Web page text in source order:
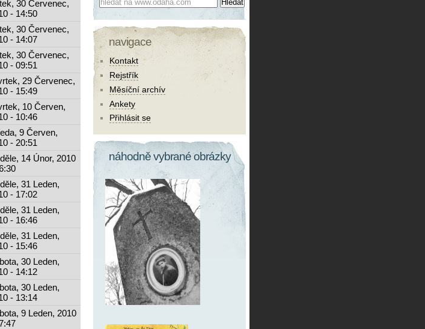
30 Červenec,
- 14:50
30 Červenec,
- 14:07
30 Červenec,
- 09:51
29 Červenec,
- 15:49
10 Červen,
- 10:46
9 Červen,
- 20:51
14 Únor, 2010
31 Leden,
- 17:02
31 Leden,
- 16:46
31 Leden,
- 15:46
30 Leden,
- 14:12
30 Leden,
- 13:14
9 Leden, 2010
navigace
Kontakt
Rejstřík
Měsíční archív
Ankety
Přihlásit se
náhodně vybrané obrázky